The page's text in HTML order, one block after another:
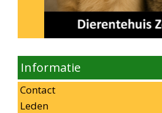
Informatie
Contact
Leden